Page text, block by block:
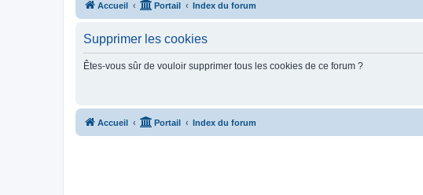
Accueil Portail Index du forum
Supprimer les cookies
Êtes-vous sûr de vouloir supprimer tous les cookies de ce forum ?
Accueil Portail Index du forum